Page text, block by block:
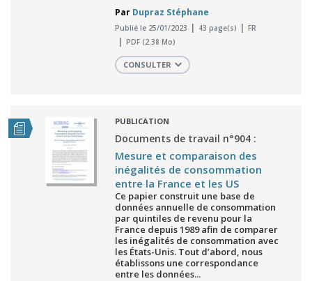
Par Dupraz Stéphane
Publié le 25/01/2023 43 page(s)
FR
PDF (2.38 Mo)
CONSULTER
PUBLICATION
Documents de travail n°904 :
Mesure et comparaison des
inégalités de consommation
entre la France et les US
Ce papier construit une base de
données annuelle de consommation
par quintiles de revenu pour la
France depuis 1989 afin de comparer
les inégalités de consommation avec
les États-Unis. Tout d’abord, nous
établissons une correspondance
entre les données...